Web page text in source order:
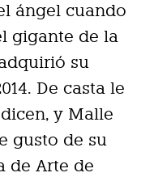
ángel cuando
gigante de la
su
De casta le
y Malle
gusto de su
de Arte de